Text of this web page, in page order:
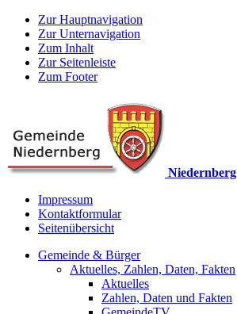
Zur Hauptnavigation
Zur Unternavigation
Zum Inhalt
Zur Seitenleiste
Zum Footer
Niedernberg
Impressum
Kontaktformular
Seitenübersicht
Gemeinde & Bürger
Aktuelles, Zahlen, Daten, Fakten
Aktuelles
Zahlen, Daten und Fakten